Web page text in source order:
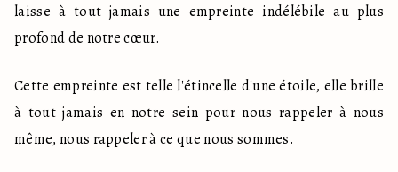
laisse à tout jamais une empreinte indélébile au plus
profond de notre cœur.
Cette empreinte est telle l'étincelle d'une étoile, elle brille
à tout jamais en notre sein pour nous rappeler à nous
même, nous rappeler à ce que nous sommes.